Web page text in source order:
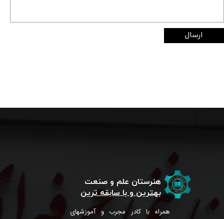
ارسال
هنرستان علم و صنعت
بهترین و با سابقه ترین
همراه با کادر مجرب و آموزشهای